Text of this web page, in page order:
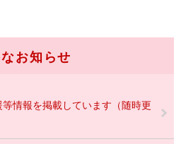
お知らせ
情報を掲載しています（随時更